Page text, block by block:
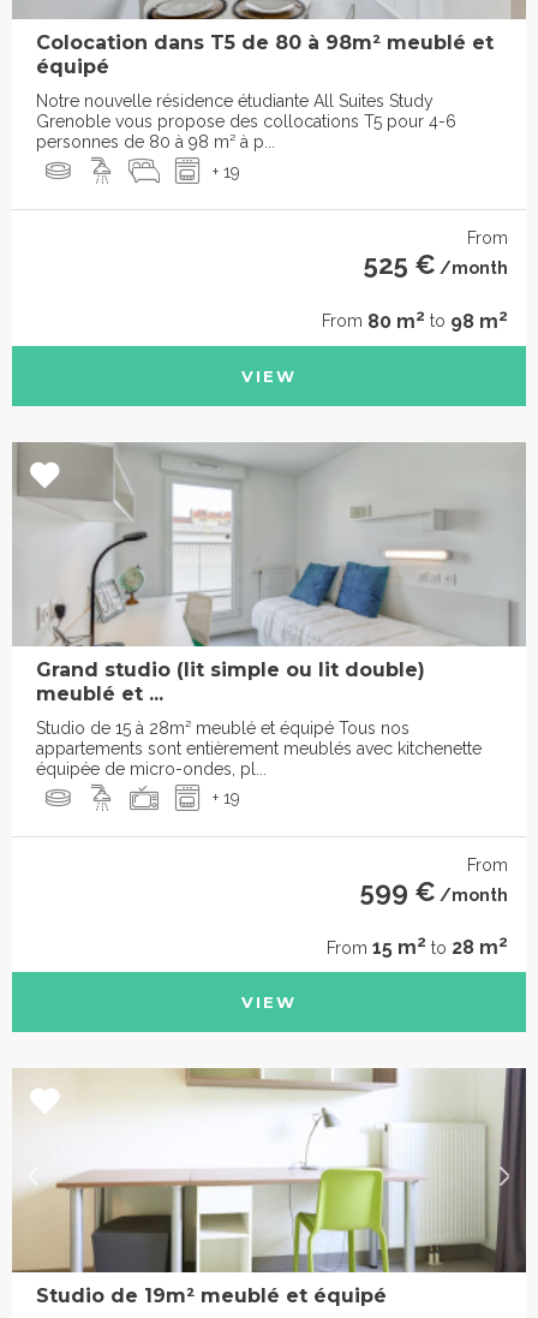
Colocation dans T5 de 80 à 98m² meublé et
équipé
Notre nouvelle résidence étudiante All Suites Study
Grenoble vous propose des collocations T5 pour 4-6
personnes de 80 à 98 m² à p...
+ 19
From
525 € /month
From 80 m2 to 98 m2
VIEW
Grand studio (lit simple ou lit double)
meublé et ...
Studio de 15 à 28m² meublé et équipé Tous nos
appartements sont entièrement meublés avec kitchenette
équipée de micro-ondes, pl...
+ 19
From
599 € /month
From 15 m2 to 28 m2
VIEW
Studio de 19m² meublé et équipé